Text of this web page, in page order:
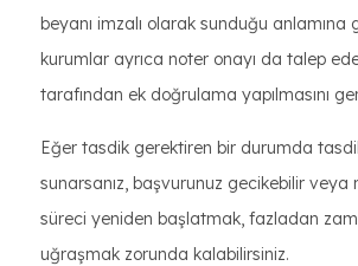
beyanı imzalı olarak sunduğu anlamına
kurumlar ayrıca noter onayı da talep
tarafından ek doğrulama yapılmasını
Eğer tasdik gerektiren bir durumda
sunarsanız, başvurunuz gecikebilir veya
süreci yeniden başlatmak, fazladan
uğraşmak zorunda kalabilirsiniz.